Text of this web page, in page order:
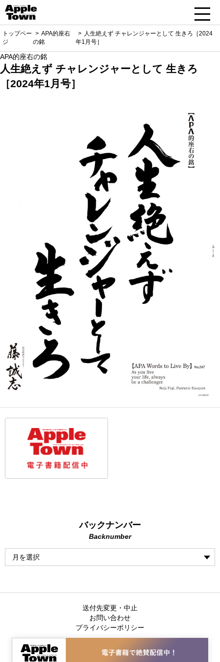
トップペー
ジ
APA的座右
の銘
人生絶えず チャレンジャーとして 生きろ［2024
年1月号］
APA的座右の銘
人生絶えず チャレンジャーとして 生きろ
［2024年1月号］
バックナンバー
Backnumber
送付先変更・中止
お問い合わせ
プライバシーポリシー